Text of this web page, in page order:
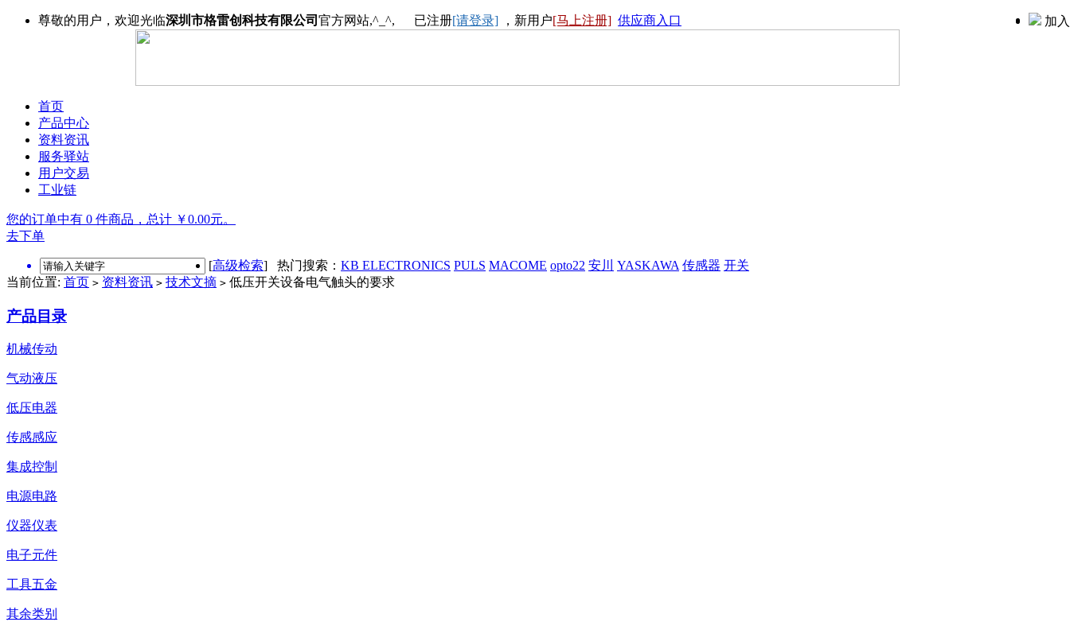
尊敬的用户，欢迎光临深圳市格雷创科技有限公司 官方网站,^_^, 已注册[请登录] ，新用户[马上注册] 供应商入口 加
首页
产品中心
资料资讯
服务驿站
用户交易
工业链
您的订单中有 0 件商品，总计 ￥0.00元。
去下单
[高级检索] 热门搜索： KB ELECTRONICS PULS MACOME opto22 安川 YASKAWA 传感器 开关
当前位置: 首页 > 资料资讯 > 技术文摘 > 低压开关设备电气触头的要求
产品目录
机械传动
气动液压
低压电器
传感感应
集成控制
电源电路
仪器仪表
电子元件
工具五金
其余类别